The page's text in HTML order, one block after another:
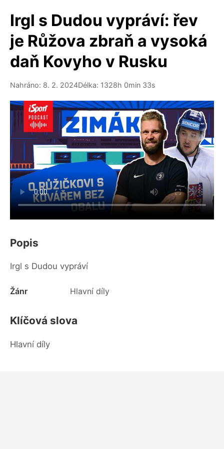
Irgl s Dudou vypráví: řev
je Růžova zbraň a vysoká
daň Kovyho v Rusku
Nahráno: 8. 2. 2024Délka: 1328h 0min 33s
Popis
Irgl s Dudou vypráví
Žánr Hlavní díly
Klíčová slova
Hlavní díly